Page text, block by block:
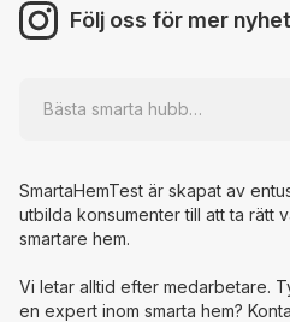
Följ oss för mer
SmartaHemTest är skapat av
utbilda konsumenter till att ta rätt
smartare hem.
Vi letar alltid efter medarbetare.
en expert inom smarta hem?